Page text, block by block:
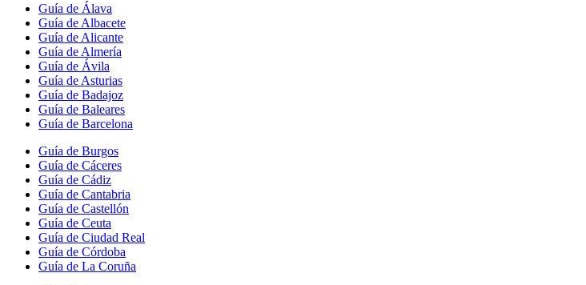
Guía de Álava
Guía de Albacete
Guía de Alicante
Guía de Almería
Guía de Ávila
Guía de Asturias
Guía de Badajoz
Guía de Baleares
Guía de Barcelona
Guía de Burgos
Guía de Cáceres
Guía de Cádiz
Guía de Cantabria
Guía de Castellón
Guía de Ceuta
Guía de Ciudad Real
Guía de Córdoba
Guía de La Coruña